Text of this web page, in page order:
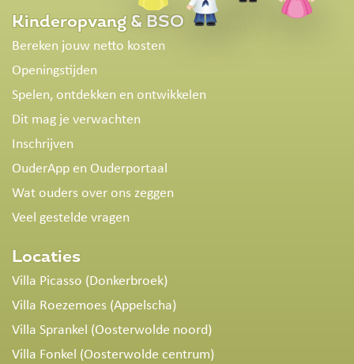
Kinderopvang & BSO
Bereken jouw netto kosten
Openingstijden
Spelen, ontdekken en ontwikkelen
Dit mag je verwachten
Inschrijven
OuderApp en Ouderportaal
Wat ouders over ons zeggen
Veel gestelde vragen
Locaties
Villa Picasso (Donkerbroek)
Villa Roezemoes (Appelscha)
Villa Sprankel (Oosterwolde noord)
Villa Fonkel (Oosterwolde centrum)